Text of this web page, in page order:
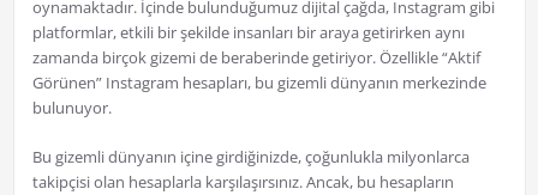
oynamaktadır. İçinde bulunduğumuz dijital çağda, Instagram gibi
platformlar, etkili bir şekilde insanları bir araya getirirken aynı
zamanda birçok gizemi de beraberinde getiriyor. Özellikle “Aktif
Görünen” Instagram hesapları, bu gizemli dünyanın merkezinde
bulunuyor.
Bu gizemli dünyanın içine girdiğinizde, çoğunlukla milyonlarca
takipçisi olan hesaplarla karşılaşırsınız. Ancak, bu hesapların